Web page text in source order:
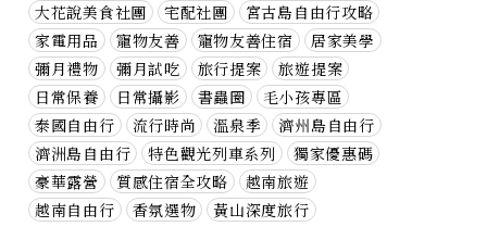
大花說美食社團
宅配社團
宮古島自由行攻略
家電用品
寵物友善 寵物友善住宿
居家美學
彌月禮物
彌月試吃 旅行提案
旅遊提案
日常保養
日常攝影 書蟲圈
毛小孩專區
泰國自由行
流行時尚 溫泉季
濟州島自由行
濟洲島自由行
特色觀光列車系列
獨家優惠碼
豪華露營
質感住宿全攻略
越南旅遊
越南自由行
香氛選物 黃山深度旅行